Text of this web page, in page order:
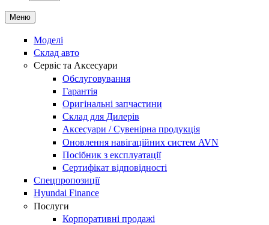
Меню
Моделі
Склад авто
Сервіс та Аксесуари
Обслуговування
Гарантія
Оригінальні запчастини
Склад для Дилерів
Аксесуари / Сувенірна продукція
Оновлення навігаційних систем AVN
Посібник з експлуатації
Сертифікат відповідності
Спецпропозиції
Hyundai Finance
Послуги
Корпоративні продажі